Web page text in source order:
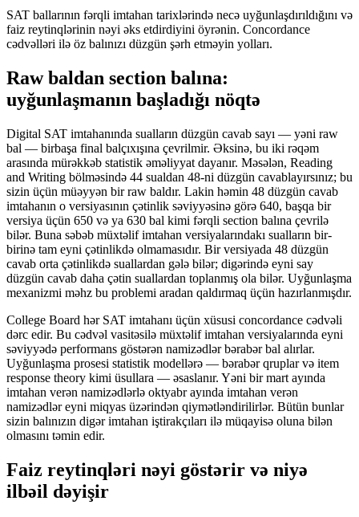
SAT ballarının fərqli imtahan tarixlərində necə uyğunlaşdırıldığını və
faiz reytinqlərinin nəyi əks etdirdiyini öyrənin. Concordance
cədvəlləri ilə öz balınızı düzgün şərh etməyin yolları.
Raw baldan section balına:
uyğunlaşmanın başladığı nöqtə
Digital SAT imtahanında sualların düzgün cavab sayı — yəni raw
bal — birbaşa final balçıxışına çevrilmir. Əksinə, bu iki rəqəm
arasında mürəkkəb statistik əməliyyat dayanır. Məsələn, Reading
and Writing bölməsində 44 sualdan 48-ni düzgün cavablayırsınız; bu
sizin üçün müəyyən bir raw baldır. Lakin həmin 48 düzgün cavab
imtahanın o versiyasının çətinlik səviyyəsinə görə 640, başqa bir
versiya üçün 650 və ya 630 bal kimi fərqli section balına çevrilə
bilər. Buna səbəb müxtəlif imtahan versiyalarındakı sualların bir-
birinə tam eyni çətinlikdə olmamasıdır. Bir versiyada 48 düzgün
cavab orta çətinlikdə suallardan gələ bilər; digərində eyni say
düzgün cavab daha çətin suallardan toplanmış ola bilər. Uyğunlaşma
mexanizmi məhz bu problemi aradan qaldırmaq üçün hazırlanmışdır.
College Board hər SAT imtahanı üçün xüsusi concordance cədvəli
dərc edir. Bu cədvəl vasitəsilə müxtəlif imtahan versiyalarında eyni
səviyyədə performans göstərən namizədlər bərabər bal alırlar.
Uyğunlaşma prosesi statistik modellərə — bərabər qruplar və item
response theory kimi üsullara — əsaslanır. Yəni bir mart ayında
imtahan verən namizədlərlə oktyabr ayında imtahan verən
namizədlər eyni miqyas üzərindən qiymətləndirilirlər. Bütün bunlar
sizin balınızın digər imtahan iştirakçıları ilə müqayisə oluna bilən
olmasını təmin edir.
Faiz reytinqləri nəyi göstərir və niyə
ilbəil dəyişir